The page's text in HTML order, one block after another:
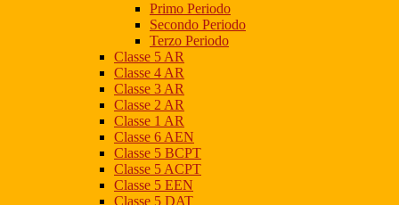
Primo Periodo
Secondo Periodo
Terzo Periodo
Classe 5 AR
Classe 4 AR
Classe 3 AR
Classe 2 AR
Classe 1 AR
Classe 6 AEN
Classe 5 BCPT
Classe 5 ACPT
Classe 5 EEN
Classe 5 DAT